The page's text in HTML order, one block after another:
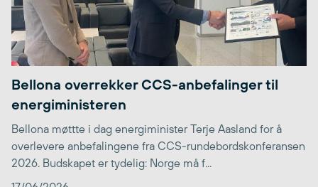
Bellona overrekker CCS-anbefalinger til
energiministeren
Bellona møttte i dag energiminister Terje Aasland for å
overlevere anbefalingene fra CCS-rundebordskonferansen
2026. Budskapet er tydelig: Norge må f...